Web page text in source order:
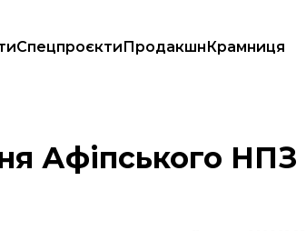
СпецпроєктиПродакшнКрамниця
Афіпського НПЗ